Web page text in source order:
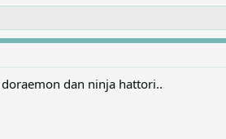
dan ninja hattori..